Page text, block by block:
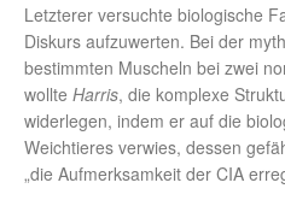
Letzterer versuchte biologische
Diskurs aufzuwerten. Bei der
bestimmten Muscheln bei zwei
wollte Harris, die komplexe
widerlegen, indem er auf die
Weichtieres verwies, dessen
„die Aufmerksamkeit der CIA